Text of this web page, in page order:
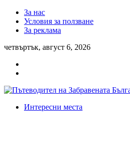
За нас
Условия за ползване
За реклама
четвъртък, август 6, 2026
Интересни места